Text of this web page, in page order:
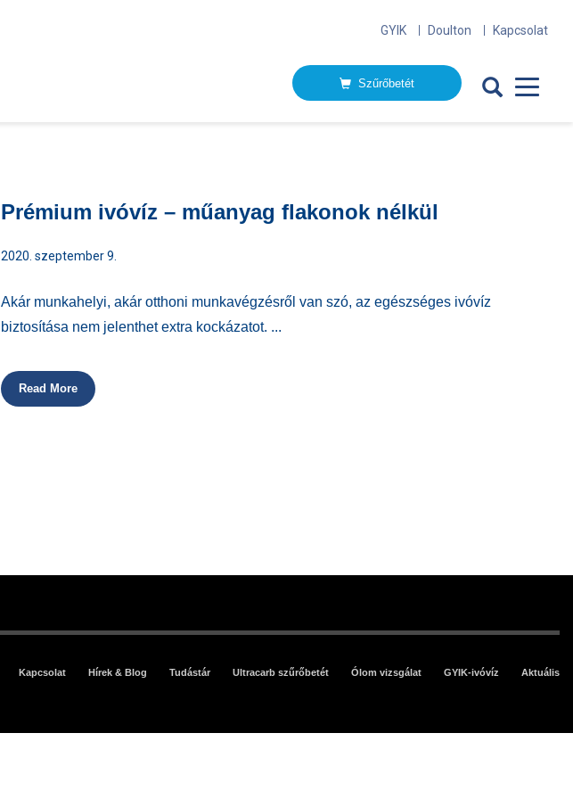
GYIK Doulton Kapcsolat
Szűrőbetét
Prémium ivóvíz – műanyag flakonok nélkül
2020. szeptember 9.
Akár munkahelyi, akár otthoni munkavégzésről van szó, az egészséges ivóvíz
biztosítása nem jelenthet extra kockázatot. ...
Read More
Kapcsolat Hírek & Blog Tudástár Ultracarb szűrőbetét Ólom vizsgálat GYIK-ivóvíz Aktuális